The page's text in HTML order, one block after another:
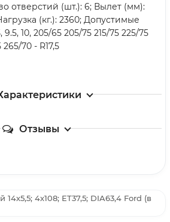
отверстий (шт.): 6; Вылет (мм):
(кг.): 2360; Допустимые
10, 205/65 205/75 215/75 225/75
70 - R17,5
Отзывы
4х108; ET37,5; DIA63,4 Ford (в